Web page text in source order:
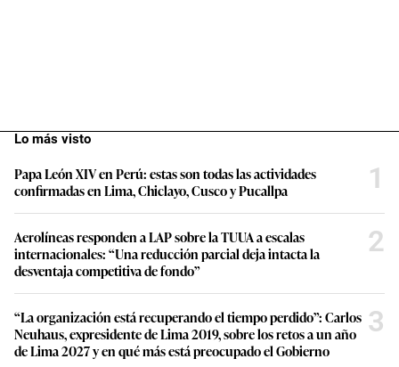
Lo más visto
Papa León XIV en Perú: estas son todas las actividades
confirmadas en Lima, Chiclayo, Cusco y Pucallpa
1
Aerolíneas responden a LAP sobre la TUUA a escalas
internacionales: “Una reducción parcial deja intacta la
desventaja competitiva de fondo”
2
“La organización está recuperando el tiempo perdido”: Carlos
Neuhaus, expresidente de Lima 2019, sobre los retos a un año
de Lima 2027 y en qué más está preocupado el Gobierno
3